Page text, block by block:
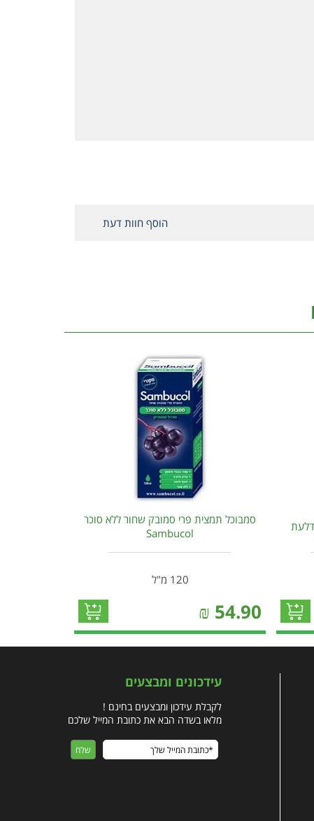
הוסף חוות דעת
סמבוכל תמצית פרי סמובק שחור ללא סוכר
Sambucol
120 מ"ל
54.90
₪
עידכונים ומבצעים
לקבלת עידכון ומבצעים בחינם !
מלאו בשדה הבא את כתובת המייל שלכם